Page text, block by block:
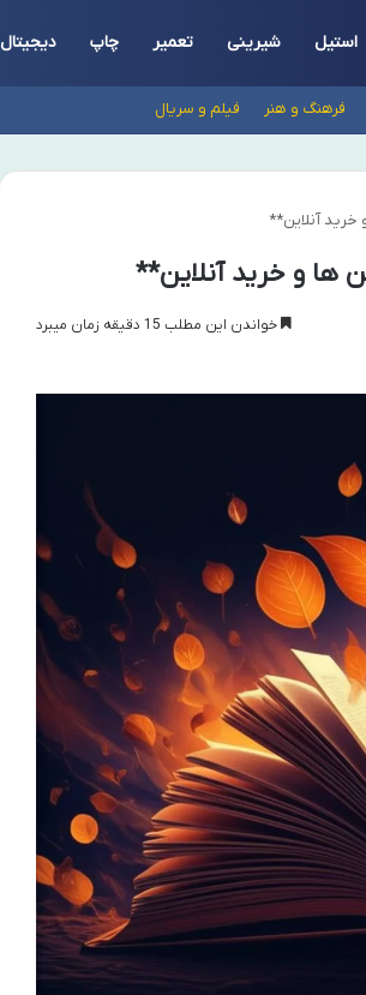
استیل شیرینی تعمیر چاپ دیجیتال
فرهنگ و هنر فیلم و سریال
خرید آنلاین**
ها و خرید آنلاین**
خواندن این مطلب 15 دقیقه زمان میبرد